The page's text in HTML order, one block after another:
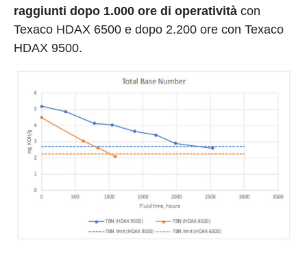
raggiunti dopo 1.000 ore di operatività con
Texaco HDAX 6500 e dopo 2.200 ore con Texaco
HDAX 9500.